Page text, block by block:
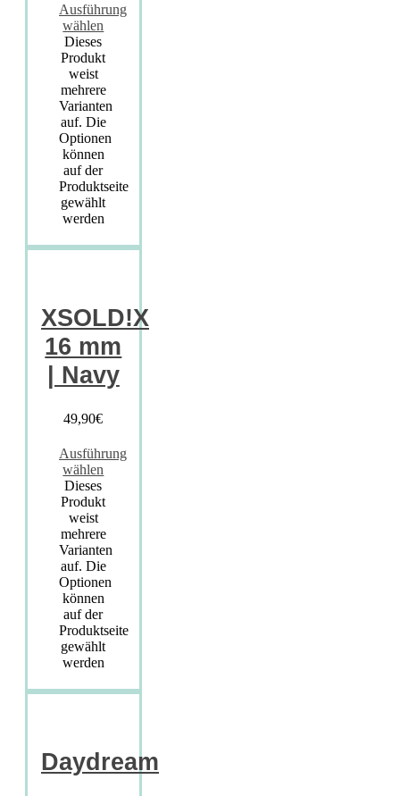
Ausführung
wählen
Dieses
Produkt
weist
mehrere
Varianten
auf. Die
Optionen
können
auf der
Produktseite
gewählt
werden
XSOLD!X
16 mm
| Navy
49,90€
Ausführung
wählen
Dieses
Produkt
weist
mehrere
Varianten
auf. Die
Optionen
können
auf der
Produktseite
gewählt
werden
Daydream